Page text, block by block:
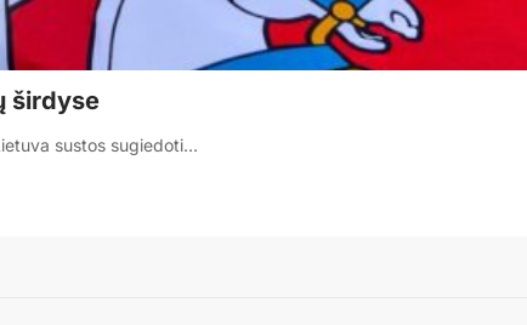
širdyse
sustos sugiedoti…